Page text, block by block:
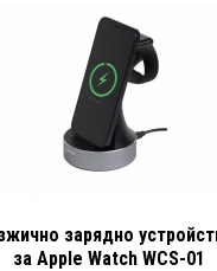
зарядно
за Apple Watch WCS-01